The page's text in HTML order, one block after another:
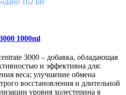
1000ml
3000 – добавка, обладающая
и эффективна для:
веса; улучшение обмена
восстановления и длительной
уровня холестерина в